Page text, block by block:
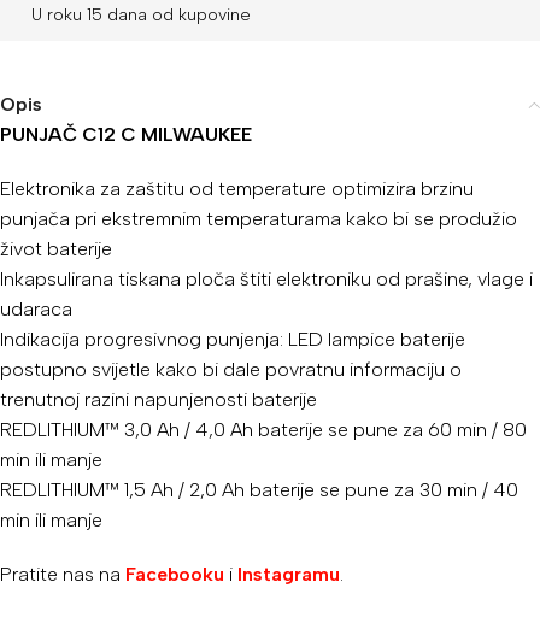
U roku 15 dana od kupovine
Opis
PUNJAČ C12 C MILWAUKEE
Elektronika za zaštitu od temperature optimizira brzinu
punjača pri ekstremnim temperaturama kako bi se produžio
život baterije
Inkapsulirana tiskana ploča štiti elektroniku od prašine, vlage i
udaraca
Indikacija progresivnog punjenja: LED lampice baterije
postupno svijetle kako bi dale povratnu informaciju o
trenutnoj razini napunjenosti baterije
REDLITHIUM™ 3,0 Ah / 4,0 Ah baterije se pune za 60 min / 80
min ili manje
REDLITHIUM™ 1,5 Ah / 2,0 Ah baterije se pune za 30 min / 40
min ili manje
Pratite nas na Facebooku i Instagramu